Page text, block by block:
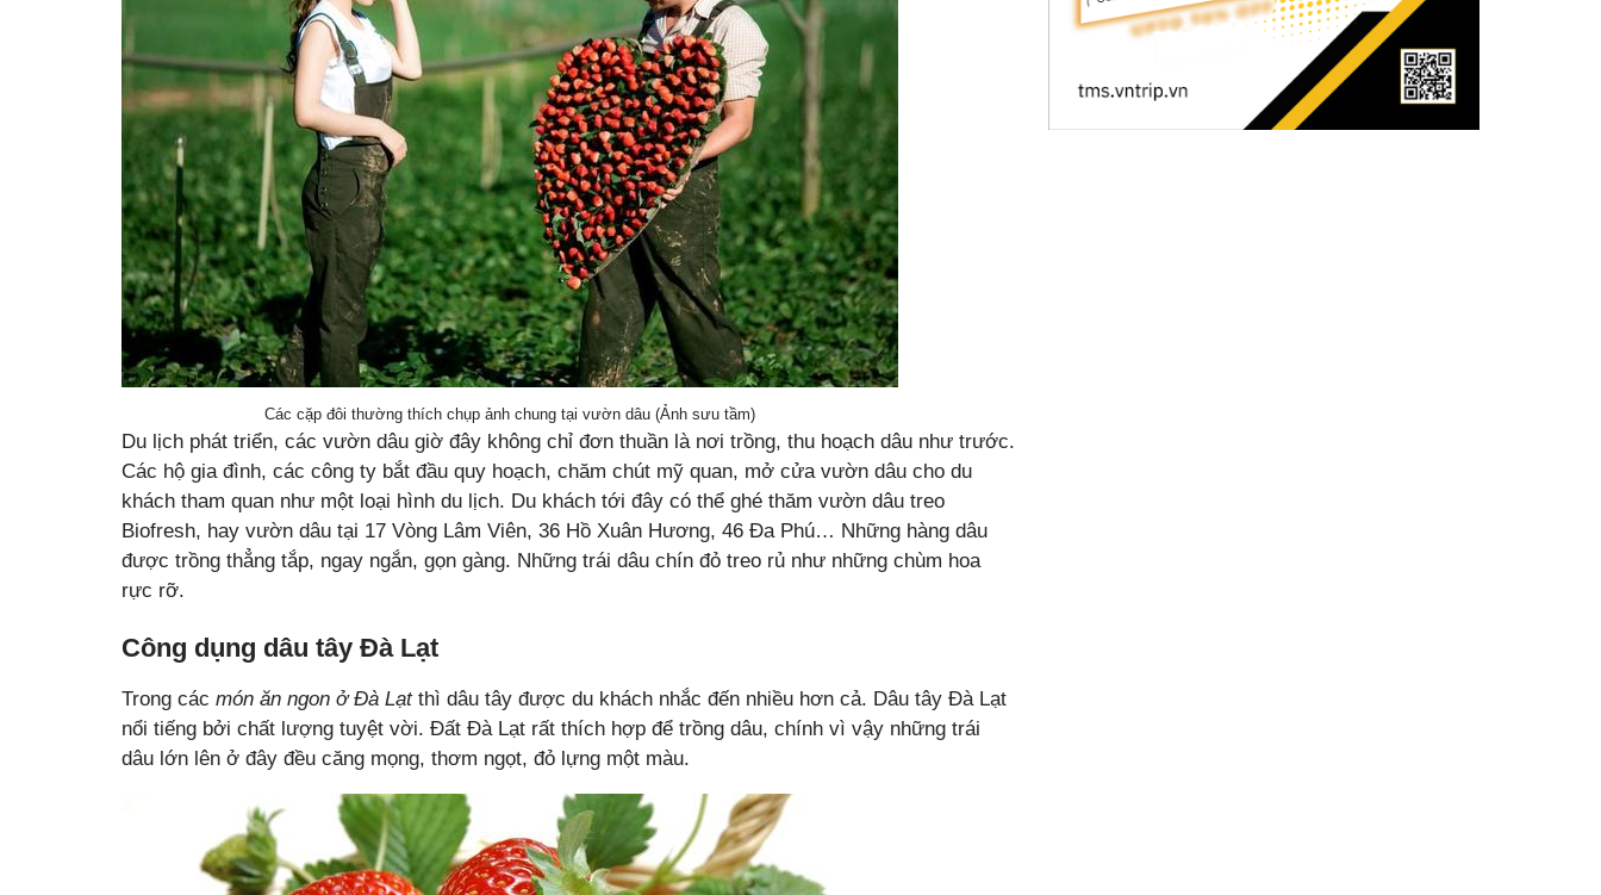
Các cặp đôi thường thích chụp ảnh chung tại vườn dâu (Ảnh sưu tầm)
Du lịch phát triển, các vườn dâu giờ đây không chỉ đơn thuần là nơi trồng, thu hoạch dâu như trước.
Các hộ gia đình, các công ty bắt đầu quy hoạch, chăm chút mỹ quan, mở cửa vườn dâu cho du
khách tham quan như một loại hình du lịch. Du khách tới đây có thể ghé thăm vườn dâu treo
Biofresh, hay vườn dâu tại 17 Vòng Lâm Viên, 36 Hồ Xuân Hương, 46 Đa Phú… Những hàng dâu
được trồng thẳng tắp, ngay ngắn, gọn gàng. Những trái dâu chín đỏ treo rủ như những chùm hoa
rực rỡ.
Công dụng dâu tây Đà Lạt
Trong các món ăn ngon ở Đà Lạtthì dâu tây được du khách nhắc đến nhiều hơn cả. Dâu tây Đà Lạt
nổi tiếng bởi chất lượng tuyệt vời. Đất Đà Lạt rất thích hợp để trồng dâu, chính vì vậy những trái
dâu lớn lên ở đây đều căng mọng, thơm ngọt, đỏ lựng một màu.